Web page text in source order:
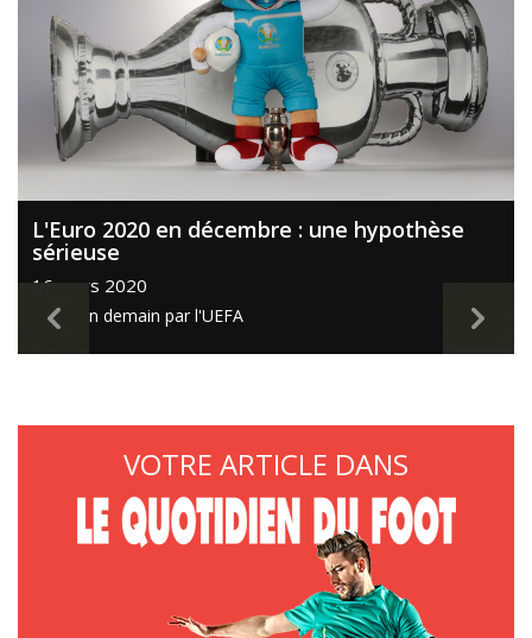
L'Euro 2020 en décembre : une hypothèse
sérieuse
16 mars 2020
Décision demain par l'UEFA
VOTRE ARTICLE DANS